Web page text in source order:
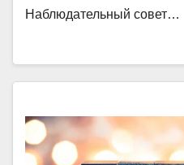
Наблюдательный совет…